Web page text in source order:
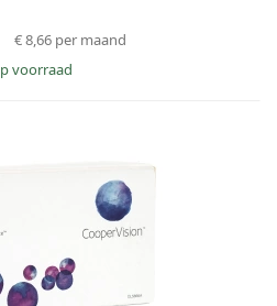
€ 8,66per maand
op voorraad